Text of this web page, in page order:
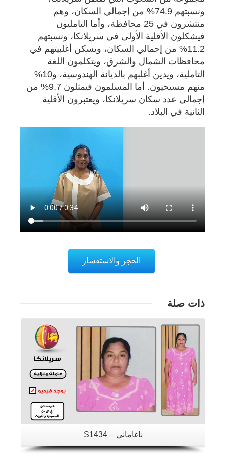
ونسبتهم 74.9% من إجمالي السكان، وهم
منتشرون في 25 محافظة، وأما التامليون
فيشكلون الأقلية الأولى في سريلانكا، ونسبتهم
11.2% من إجمالي السكان، ويسكن أغلبيتهم في
محافظات الشمال والشرق، ويتكلمون اللغة
التاملية، ويدين أغلبهم بالديانة الهندوسية، و10%
منهم مسيحيون. أما المسلمون فيمثلون 9.7% من
إجمالي عدد سكان سريلانكا، ويعتبرون الأقلية
الثانية في البلاد.
الحجز والاستفسار
ذات صلة
ناغاماني – S1434